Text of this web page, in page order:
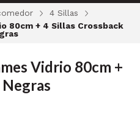
4 Sillas
80cm + 4 Sillas Crossback
Vidrio 80cm +